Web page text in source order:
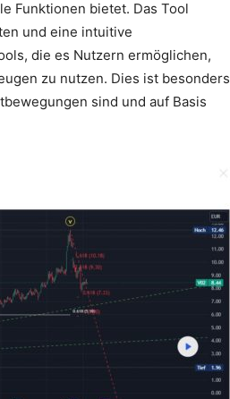
Funktionen bietet. Das Tool
und eine intuitive
die es Nutzern ermöglichen,
zu nutzen. Dies ist besonders
sind und auf Basis